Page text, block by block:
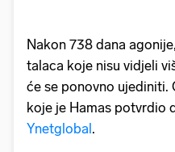
Nakon 738 dana
talaca koje nisu vidjeli
će se ponovno ujediniti.
koje je Hamas potvrdio
Ynetglobal .